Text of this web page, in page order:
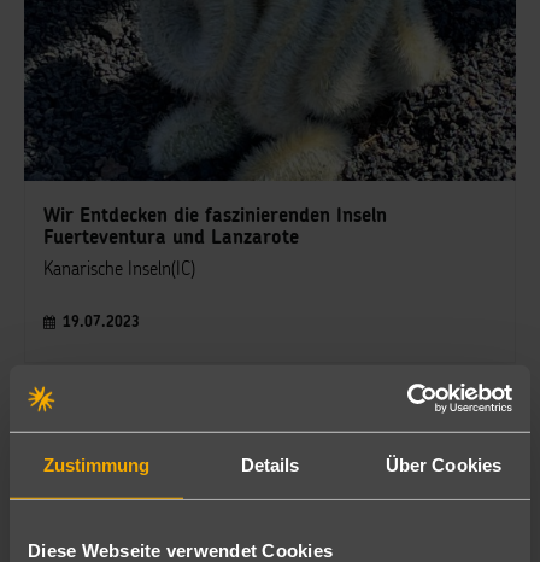
Zustimmung Details Über Cookies
Diese Webseite verwendet Cookies
Wir Entdecken die faszinierenden Inseln
Fuerteventura und Lanzarote
Kanarische Inseln(IC)
19.07.2023